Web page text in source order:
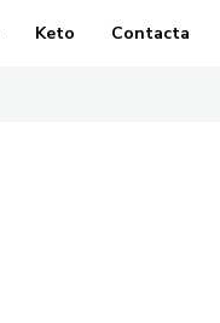
Keto Contacta